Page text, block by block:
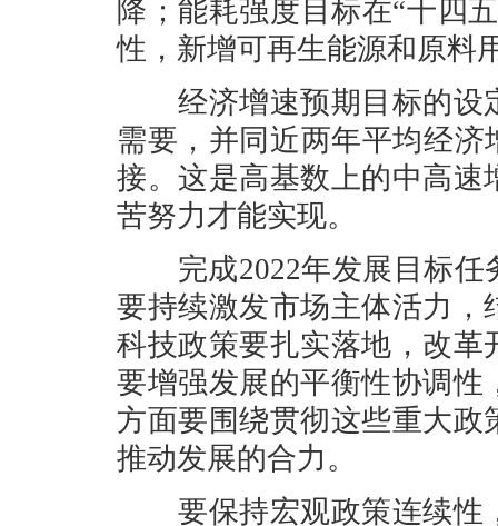
降；能耗强度目标在“十四
性，新增可再生能源和原料
经济增速预期目标的设
需要，并同近两年平均经
接。这是高基数上的中高
苦努力才能实现。
完成2022年发展目标任
要持续激发市场主体活力
科技政策要扎实落地，改
要增强发展的平衡性协调
方面要围绕贯彻这些重大
推动发展的合力。
要保持宏观政策连续性